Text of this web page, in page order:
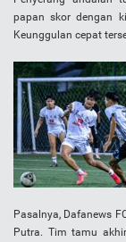
papan skor dengan
Keunggulan cepat
Pasalnya, Dafanews
Putra. Tim tamu